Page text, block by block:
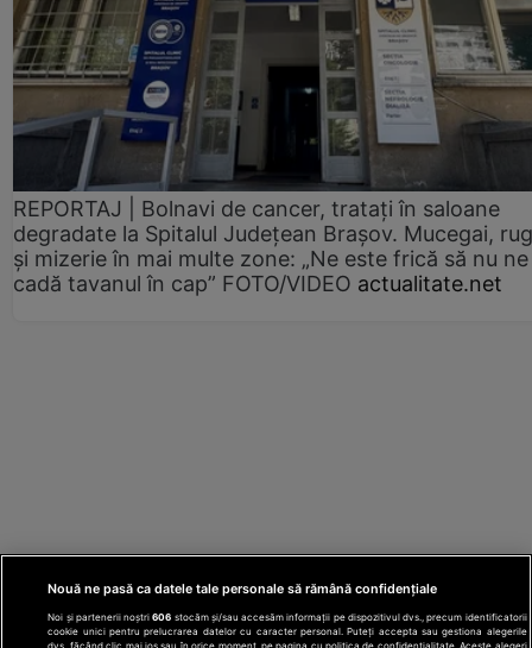
REPORTAJ | Bolnavi de cancer, tratați în saloane
degradate la Spitalul Județean Brașov. Mucegai,
și mizerie în mai multe zone: „Ne este frică să nu ne
cadă tavanul în cap” FOTO/VIDEO actualitate.net
Nouă ne pasă ca datele tale personale să rămână confidențiale
Noi și partenerii noștri606 stocăm și/sau accesăm informații pe dispozitivul dvs., precum identificatorii
cookie unici pentru prelucrarea datelor cu caracter personal. Puteți accepta sau gestiona alegerile
dvs. făcând clic mai jos sau în orice moment, pe pagina cu politica de confidențialitate. Aceste alegeri